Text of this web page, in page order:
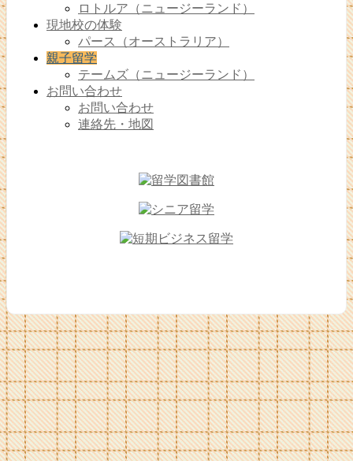
ロトルア（ニュージーランド）
現地校の体験
パース（オーストラリア）
親子留学
テームズ（ニュージーランド）
お問い合わせ
お問い合わせ
連絡先・地図